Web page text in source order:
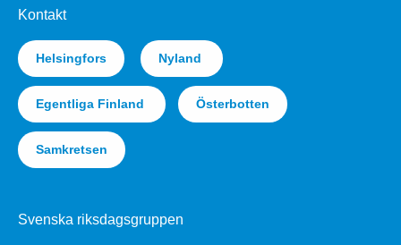
Kontakt
Helsingfors Nyland
Egentliga Finland Österbotten
Samkretsen
Svenska riksdagsgruppen